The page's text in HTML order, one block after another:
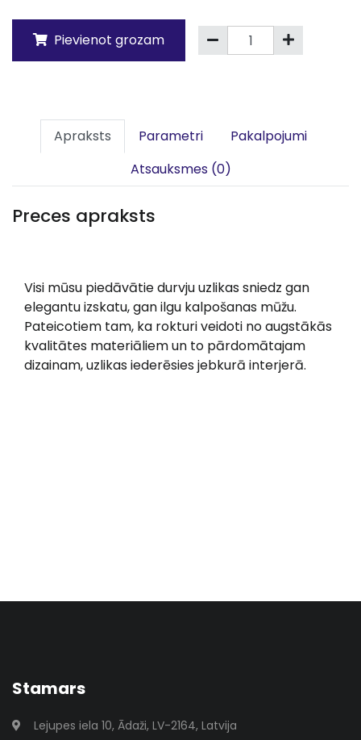
Pievienot grozam
Apraksts Parametri
Pakalpojumi
Atsauksmes (0)
Preces apraksts
Visi mūsu piedāvātie durvju uzlikas sniedz gan
elegantu izskatu, gan ilgu kalpošanas mūžu.
Pateicotiem tam, ka rokturi veidoti no augstākās
kvalitātes materiāliem un to pārdomātajam
dizainam, uzlikas iederēsies jebkurā interjerā.
Stamars
Lejupes iela 10, Ādaži, LV-2164, Latvija